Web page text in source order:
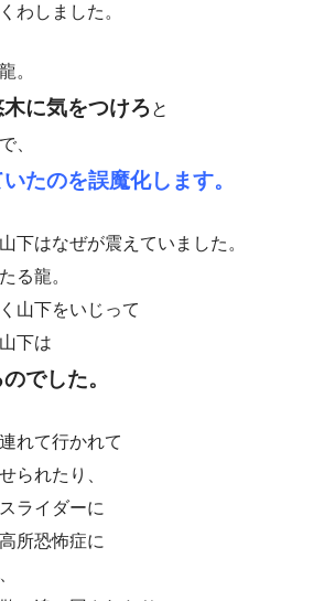
わしました。
。
に気をつけろと
、
たのを誤魔化します。
下はなぜが震えていました。
る龍。
山下をいじって
下は
でした。
れて行かれて
られたり、
ライダーに
所恐怖症に